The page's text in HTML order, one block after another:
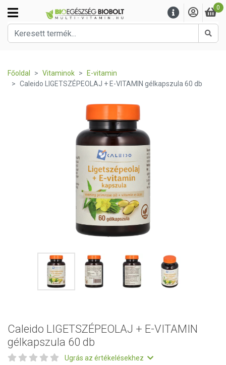
0
Főoldal Vitaminok
E-vitamin
Caleido LIGETSZÉPEOLAJ + E-VITAMIN gélkapszula 60 db
Caleido LIGETSZÉPEOLAJ + E-VITAMIN
gélkapszula 60 db
Ugrás az értékelésekhez